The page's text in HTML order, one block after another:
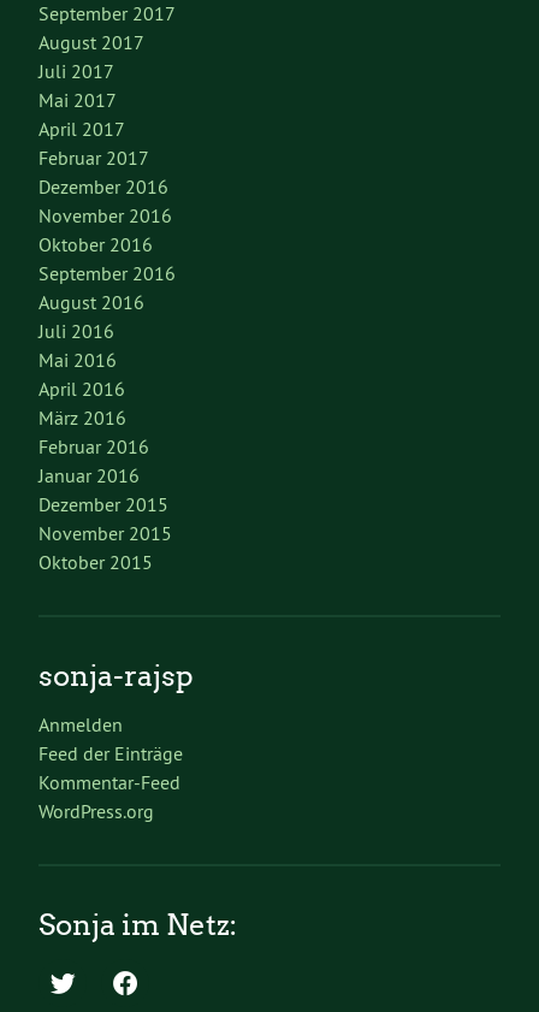
September 2017
August 2017
Juli 2017
Mai 2017
April 2017
Februar 2017
Dezember 2016
November 2016
Oktober 2016
September 2016
August 2016
Juli 2016
Mai 2016
April 2016
März 2016
Februar 2016
Januar 2016
Dezember 2015
November 2015
Oktober 2015
sonja-rajsp
Anmelden
Feed der Einträge
Kommentar-Feed
WordPress.org
Sonja im Netz: